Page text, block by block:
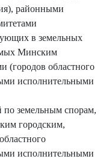
районными
в земельных
Минским
(городов областного
исполнительными
земельным спорам,
городским,
исполнительными